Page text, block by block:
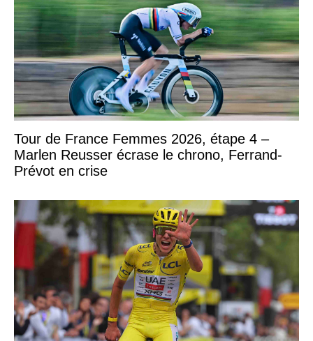
Tour de France Femmes 2026, étape 4 –
Marlen Reusser écrase le chrono, Ferrand-
Prévot en crise